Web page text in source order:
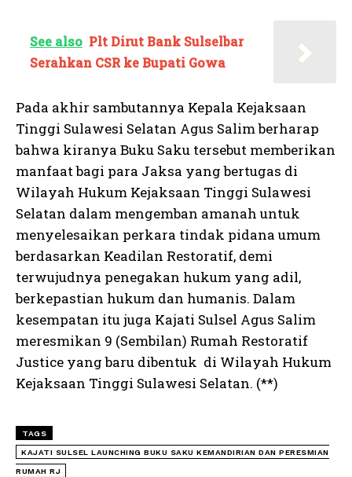
I WANT IN
I've read and accept the Privacy Policy.
See also
Food Court Merupakan Salah
Satu Fasilitas Dalam RTH Syekh Yusuf
See also Plt Dirut Bank Sulselbar
Serahkan CSR ke Bupati Gowa
Pada akhir sambutannya Kepala Kejaksaan
Tinggi Sulawesi Selatan Agus Salim berharap
bahwa kiranya Buku Saku tersebut memberikan
manfaat bagi para Jaksa yang bertugas di
Wilayah Hukum Kejaksaan Tinggi Sulawesi
Selatan dalam mengemban amanah untuk
menyelesaikan perkara tindak pidana umum
berdasarkan Keadilan Restoratif, demi
terwujudnya penegakan hukum yang adil,
berkepastian hukum dan humanis. Dalam
kesempatan itu juga Kajati Sulsel Agus Salim
meresmikan 9 (Sembilan) Rumah Restoratif
Justice yang baru dibentuk di Wilayah Hukum
Kejaksaan Tinggi Sulawesi Selatan. (**)
TAGS
KAJATI SULSEL LAUNCHING BUKU SAKU KEMANDIRIAN DAN PERESMIAN
RUMAH RJ